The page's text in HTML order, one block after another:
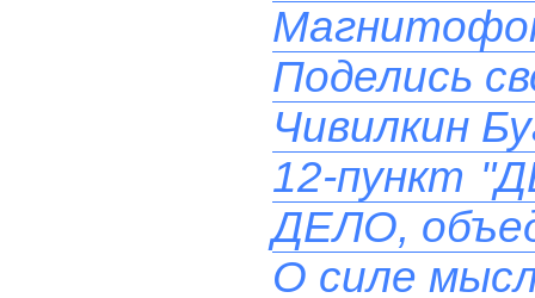
Поделись
Чивилкин
12-пункт
ДЕЛО,
О силе